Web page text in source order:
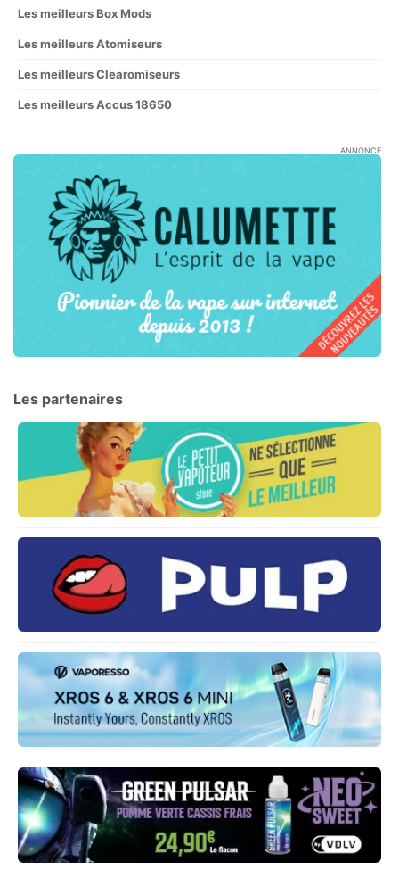
Les meilleurs Box Mods
Les meilleurs Atomiseurs
Les meilleurs Clearomiseurs
Les meilleurs Accus 18650
ANNONCE
Les partenaires